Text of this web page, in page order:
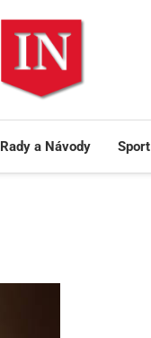
Rady a Návody Sport